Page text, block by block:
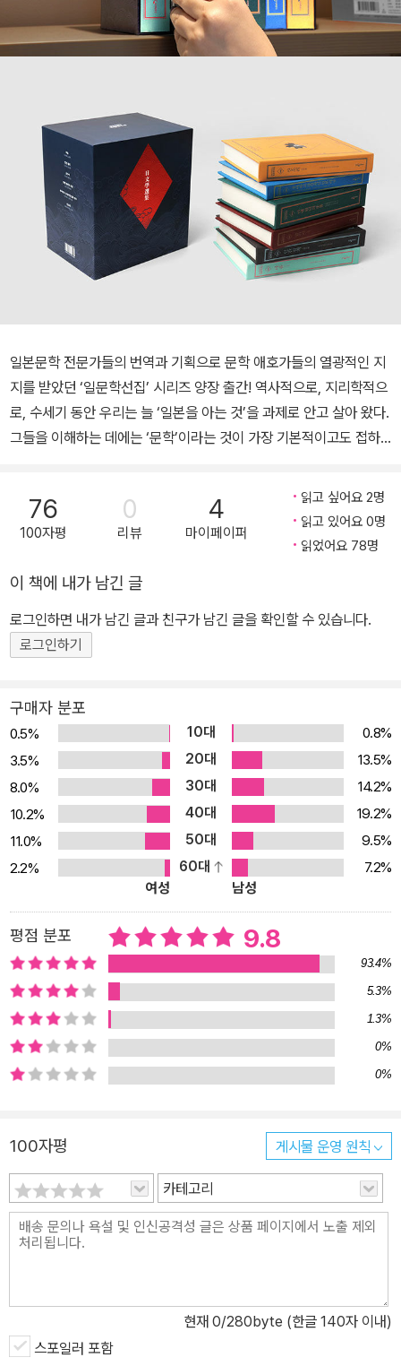
일본문학 전문가들의 번역과 기획으로 문학 애호가들의 열광적인 지
지를 받았던 ‘일문학선집’ 시리즈 양장 출간! 역사적으로, 지리학적으
로, 수세기 동안 우리는 늘 ‘일본을 아는 것’을 과제로 안고 살아 왔다.
그들을 이해하는 데에는 ‘문학’이라는 것이 가장 기본적이고도 접하
식에서 출발하였다. 일본의 국민 작가 나쓰메 소세키부터 다자이 오
사무, 미시마 유키오, 오에 겐자부로 등 일본적 특수성을 잘 나타내고
있으면서도 세계 문화와 폭넓게 호흡하고 있는 일본 작가의 작품으로
양한 일본 근현대문학, 나아가서 고전문학까지 폭넓게 다룰 예정이
다. 국내 최고의 일본 문학 전공자 혹은 작가 연구자들에 의해 번역된
이 시리즈는 1995년부터 10년을 주기로 하여 개정되었고, 드디어 양
장으로 선보인다. 전면적인 번역 수정으로, 예전보다 훨씬 탄탄한 작
역자의 해설 및 자세한 작가 연보도 빠짐없이 수록하여 작품을 이해
하는 데 도움이 되도록 했다. '일문학선집 시리즈'의 특별한 점 1) 절
대 놓치지 말아야 할 일본 현대문학 최고 거장들의 작품들이 모두 모
였습니다. 노벨문학상 수상작부터 천만부가 팔린 도서까지 일본 문학
작가들의 정수를 보여주는 대표 장녀과 단편들로 구성되어있습니다.
2) 시리즈 6권 중 4권은 국내에서 '일문학 선집' 시리즈로만 정식 발
매! 3) 일본문학 전문가들이 기획/번역 했으며, 역자의 해설 및 작가
연보 등을 상세히 수록하여 읽는 분들이 작품을 이해하는 데 아쉬움
이 없도록 만들었습니다. 4) 양장본 6권을 맞춤으로 넣을 수 있는 고
급 박스를 특별 제작했습니다. 도서별 소개 마음 | 웅진지식하우스 일
문학선집 시리즈 1 웅진지식하우스 일문학선집 시리즈 1권. 나쓰메
소세키 만년의 역작 <마음> . 일본 근대문학의 효시라고 할 수 있는
소세키의 소설들 중에서는 물론이거니와, 수많은 일본 근대문학 가운
데서도 가장 많이 연구되고, 일반인에게도 가장 많이 읽힌 것으로 유
명한 이 작품은 현재까지 1,000만 부에 가까운 판매고를 올리며 20
세기의 일본을 이해하는 데 빼놓을 수 없는 작품으로 손꼽히고 있다.
하나인 <마음> 은 그가 세상을 떠나기 두 해전인 1914년 4월에서 8
월까지 「아사히 신문」에서 '마음 선생님의 유서(心 先生の遺
書)'라는 제목으로 연재되었고, 같은 해 9월에 자비출판 형식으로 '이
와나미쇼텐(岩波書店)'에서 출간되었다. 작가는 처음엔 여러 편의
단편들을 묶어 <마음> 이라는 표제로 출간하려 했다고 한다. 하지만
대로 살림으로써 소세키가 작가로서의 자리를 굳건하게 만드는 데 어
느 작품보다도 공헌한 <마음> 이 세상에 나오게 되었다. 메이지라는
76
100자평
0
리뷰
4
마이페이퍼
읽고 싶어요 2명
읽고 있어요 0명
읽었어요 78명
이 책에 내가 남긴 글
로그인하면 내가 남긴 글과 친구가 남긴 글을 확인할 수 있습니다.
로그인하기
구매자 분포
0.5% 10대
0.8%
3.5%
20대
13.5%
8.0%
30대
14.2%
10.2%
40대
19.2%
11.0%
50대
9.5%
2.2%
60대
7.2%
여성
남성
평점 분포 9.8
93.4%
5.3%
1.3%
0%
0%
100자평 게시물 운영 원칙
카테고리
현재 0/280byte (한글 140자 이내)
스포일러 포함